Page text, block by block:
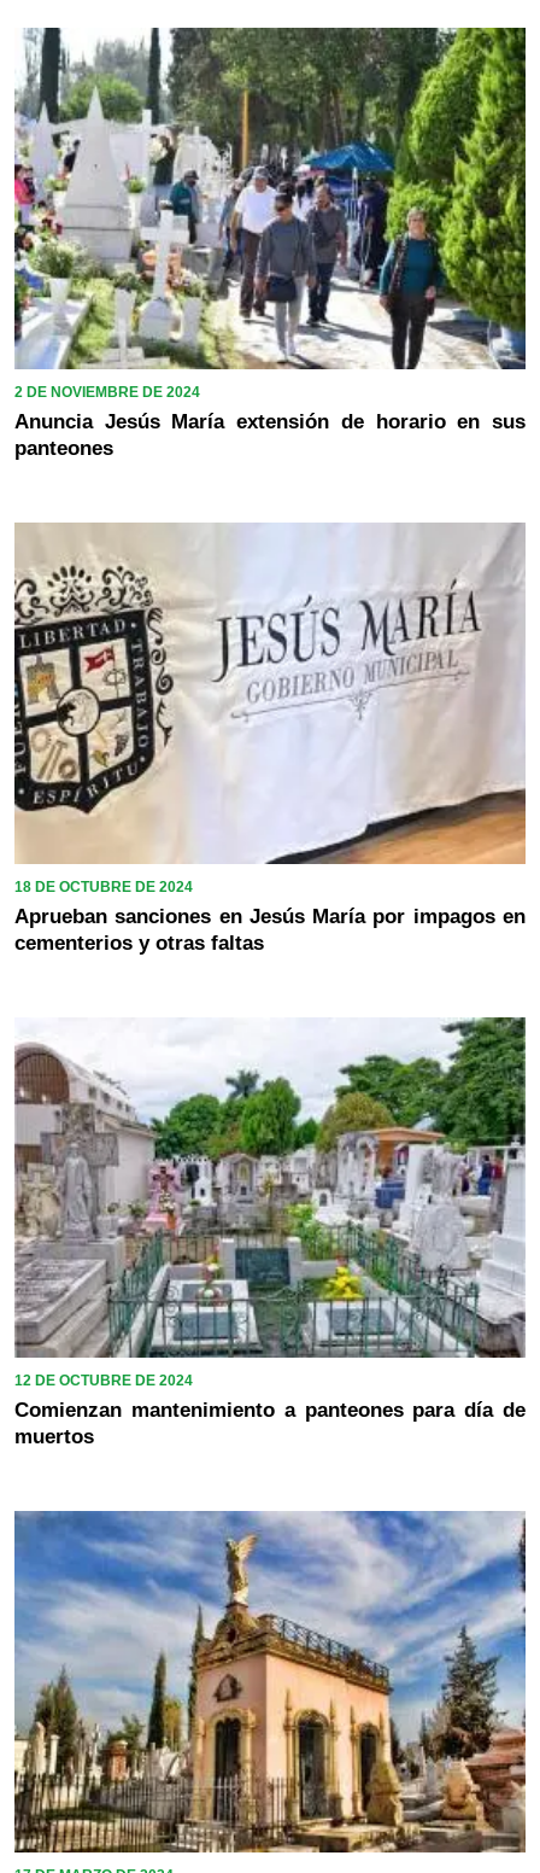
2 DE NOVIEMBRE DE 2024
Anuncia Jesús María extensión de horario en sus
panteones
18 DE OCTUBRE DE 2024
Aprueban sanciones en Jesús María por impagos en
cementerios y otras faltas
12 DE OCTUBRE DE 2024
Comienzan mantenimiento a panteones para día de
muertos